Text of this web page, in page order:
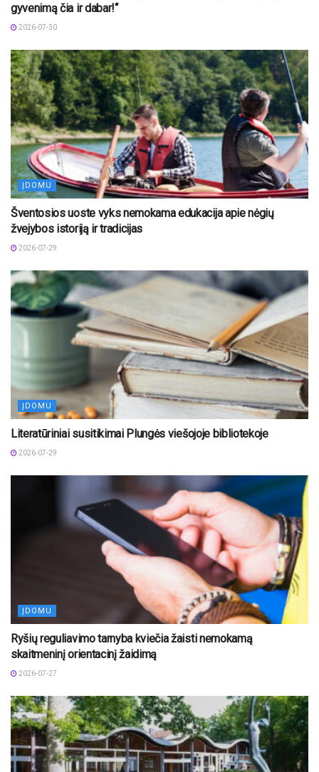
gyvenimą čia ir dabar!“
2026-07-30
ĮDOMU
Šventosios uoste vyks nemokama edukacija apie nėgių
žvejybos istoriją ir tradicijas
2026-07-29
ĮDOMU
Literatūriniai susitikimai Plungės viešojoje bibliotekoje
2026-07-29
ĮDOMU
Ryšių reguliavimo tarnyba kviečia žaisti nemokamą
skaitmeninį orientacinį žaidimą
2026-07-27